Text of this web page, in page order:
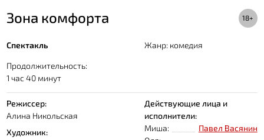
Зона комфорта 18+
Спектакль Жанр: комедия
Продолжительность:
1 час 40 минут
Режиссер:
Алина Никольская
Художник:
Действующие лица и
исполнители:
Миша:
Павел Васянин